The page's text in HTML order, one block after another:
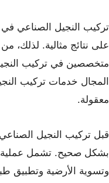
تركيب النجيل الصناعي
على نتائج مثالية. لذلك،
متخصصين في تركيب
المجال خدمات تركيب
معقولة.
قبل تركيب النجيل
بشكل صحيح. تشمل عملية
وتسوية الأرضية وتطبيق